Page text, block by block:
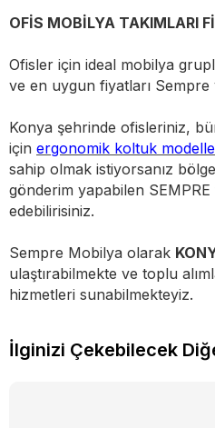
OFİS MOBİLYA TAKIMLARI
Ofisler için ideal mobilya
ve en uygun fiyatları
Konya şehrinde ofisleriniz,
için ergonomik koltuk
sahip olmak istiyorsanız
gönderim yapabilen SEMPRE
edebilirisiniz.
Sempre Mobilya olarak
ulaştırabilmekte ve toplu
hizmetleri sunabilmekteyiz.
İlginizi Çekebilecek